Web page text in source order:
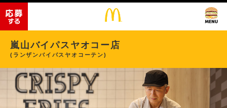
嵐山バイパスヤオコー店
(ランザンバイパスヤオコーテン)